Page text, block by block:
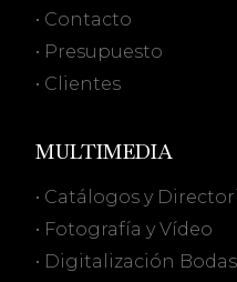
• Contacto
• Presupuesto
• Clientes
MULTIMEDIA
• Catálogos y
• Fotografía y Vídeo
• Digitalización Bodas